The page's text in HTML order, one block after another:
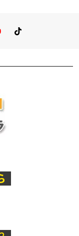
You TubeTikTok